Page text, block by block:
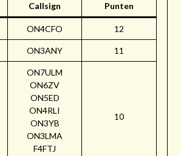
Callsign Punten
ON4CFO 12
ON3ANY 11
ON7ULM
ON6ZV
ON5ED
ON4RLI
ON3YB
ON3LMA
F4FTJ
10